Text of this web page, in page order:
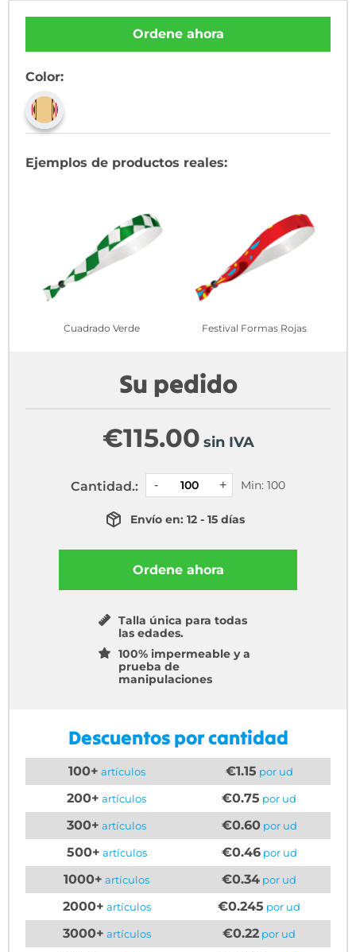
Ordene ahora
Color:
Ejemplos de productos reales:
Cuadrado Verde Festival Formas Rojas
Su pedido
€115.00 sin IVA
Cantidad.: Min: 100
Envío en: 12 - 15 días
Ordene ahora
Talla única para todas
las edades.
100% impermeable y a
prueba de
manipulaciones
Descuentos por cantidad
100+ artículos €1.15 por ud
200+ artículos €0.75 por ud
300+ artículos €0.60por ud
500+ artículos €0.46por ud
1000+ artículos €0.34 por ud
2000+ artículos €0.245 por ud
3000+ artículos €0.22 por ud